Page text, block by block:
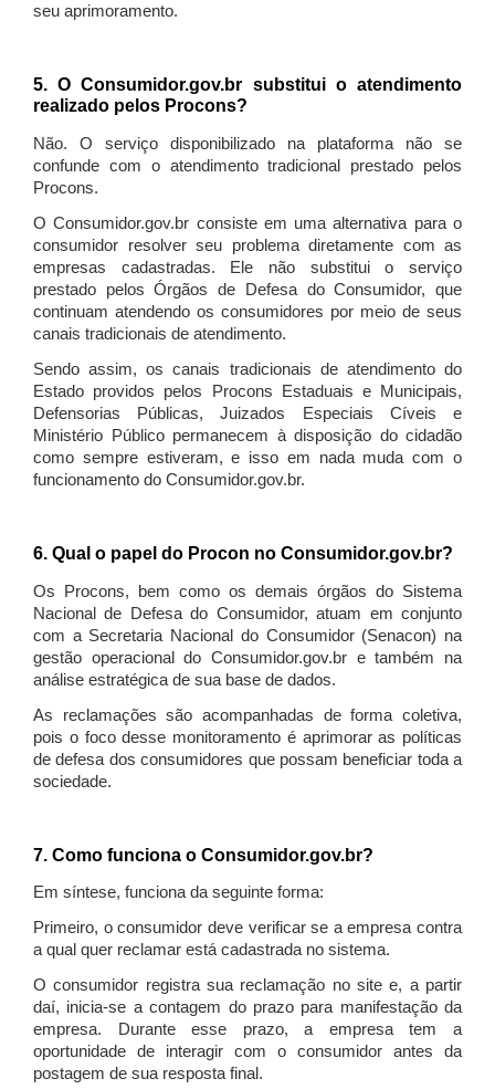
seu aprimoramento.
5. O Consumidor.gov.br substitui o atendimento
realizado pelos Procons?
Não. O serviço disponibilizado na plataforma não se
confunde com o atendimento tradicional prestado pelos
Procons.
O Consumidor.gov.br consiste em uma alternativa para o
consumidor resolver seu problema diretamente com as
empresas cadastradas. Ele não substitui o serviço
prestado pelos Órgãos de Defesa do Consumidor, que
continuam atendendo os consumidores por meio de seus
canais tradicionais de atendimento.
Sendo assim, os canais tradicionais de atendimento do
Estado providos pelos Procons Estaduais e Municipais,
Defensorias Públicas, Juizados Especiais Cíveis e
Ministério Público permanecem à disposição do cidadão
como sempre estiveram, e isso em nada muda com o
funcionamento do Consumidor.gov.br.
6. Qual o papel do Procon no Consumidor.gov.br?
Os Procons, bem como os demais órgãos do Sistema
Nacional de Defesa do Consumidor, atuam em conjunto
com a Secretaria Nacional do Consumidor (Senacon) na
gestão operacional do Consumidor.gov.br e também na
análise estratégica de sua base de dados.
As reclamações são acompanhadas de forma coletiva,
pois o foco desse monitoramento é aprimorar as políticas
de defesa dos consumidores que possam beneficiar toda a
sociedade.
7. Como funciona o Consumidor.gov.br?
Em síntese, funciona da seguinte forma:
Primeiro, o consumidor deve verificar se a empresa contra
a qual quer reclamar está cadastrada no sistema.
O consumidor registra sua reclamação no site e, a partir
daí, inicia-se a contagem do prazo para manifestação da
empresa. Durante esse prazo, a empresa tem a
oportunidade de interagir com o consumidor antes da
postagem de sua resposta final.